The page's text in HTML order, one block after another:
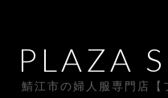
PLAZA
鯖江市の婦人服専門店